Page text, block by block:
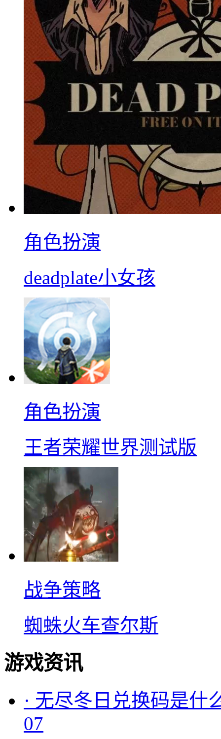
角色扮演
deadplate小女孩
角色扮演
王者荣耀世界测试版
战争策略
蜘蛛火车查尔斯
游戏资讯
· 无尽冬日兑换码是什
07